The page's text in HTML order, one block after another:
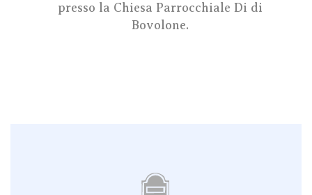
presso la Chiesa Parrocchiale Di di
Bovolone.